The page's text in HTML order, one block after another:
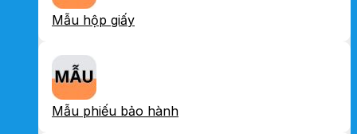
Mẫu hộp giấy
Mẫu phiếu bảo hành